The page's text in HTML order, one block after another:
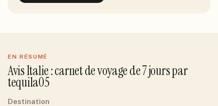
EN RÉSUMÉ
AvisItalie: carnet de voyage de7jourspar
tequila05
Destination